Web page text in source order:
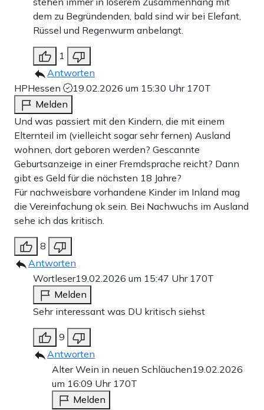
dem zu Begründenden, bald sind wir bei Elefant,
Rüssel und Regenwurm anbelangt.
1
Antworten
HPHessen
19.02.2026 um 15:30 Uhr 170T
Melden
Und was passiert mit den Kindern, die mit einem
Elternteil im (vielleicht sogar sehr fernen) Ausland
wohnen, dort geboren werden? Gescannte
Geburtsanzeige in einer Fremdsprache reicht? Dann
gibt es Geld für die nächsten 18 Jahre?
Für nachweisbare vorhandene Kinder im Inland mag
die Vereinfachung ok sein. Bei Nachwuchs im Ausland
sehe ich das kritisch.
8
Antworten
Wortleser19.02.2026 um 15:47 Uhr 170T
Melden
Sehr interessant was DU kritisch siehst
9
Antworten
Alter Wein in neuen Schläuchen19.02.2026
um 16:09 Uhr 170T
Melden